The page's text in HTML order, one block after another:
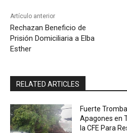
Artículo anterior
Rechazan Beneficio de
Prisión Domiciliaria a Elba
Esther
RELATED ARTICLES
Fuerte
Apagones en
la CFE Para